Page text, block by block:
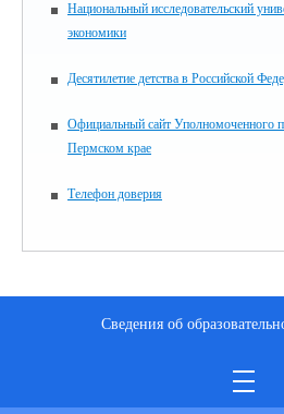
Национальный исследовательский
экономики
Десятилетие детства в Российской
Официальный сайт Уполномоченного
Пермском крае
Телефон доверия
Сведения об